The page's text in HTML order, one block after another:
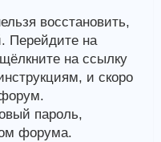
восстановить,
Перейдите на
на ссылку
и скоро
пароль,
форума.